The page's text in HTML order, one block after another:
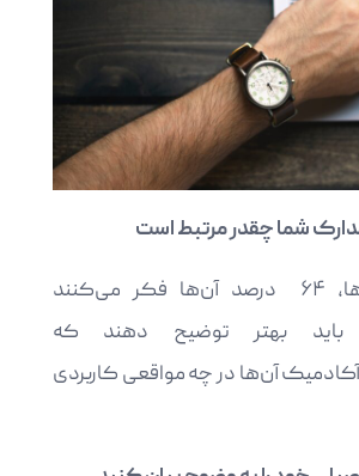
شما چقدر مرتبط است
از بین شرکت‌ها، ۶۴ درصد آن‌ها فکر می‌کنند
باید بهتر توضیح دهند که
آن‌ها در چه مواقعی کاربردی